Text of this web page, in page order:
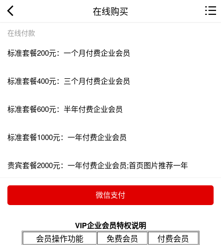
在线购买
在线付款
标准套餐200元：一个月付费企业会员
标准套餐400元：三个月付费企业会员
标准套餐600元：半年付费企业会员
标准套餐1000元：一年付费企业会员
贵宾套餐2000元：一年付费企业会员;首页图片推荐一年
VIP企业会员特权说明
会员操作功能 免费会员
付费会员